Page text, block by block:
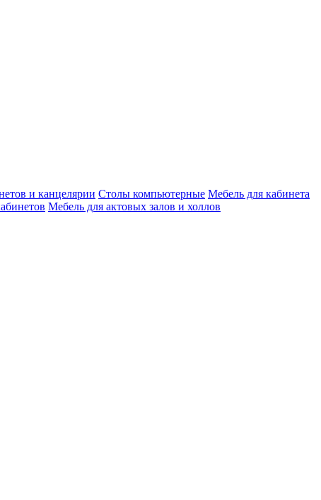
и канцелярии Столы компьютерные Мебель для кабинета
Мебель для актовых залов и холлов